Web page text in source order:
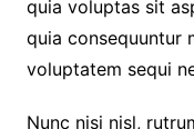
quia voluptas sit
quia consequuntur
voluptatem sequi
Nunc nisi nisl,